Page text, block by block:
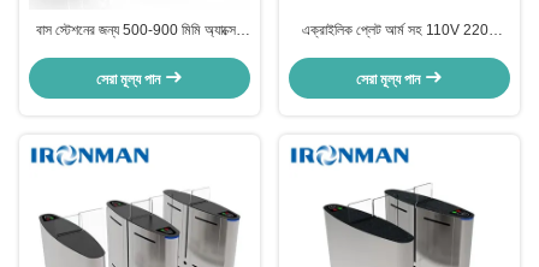
বাস স্টেশনের জন্য 500-900 মিমি অ্যাক্সেস
সেরা মূল্য পান
এক্রাইলিক প্লেট আর্ম সহ 110V 220V
সেরা মূল্য পান